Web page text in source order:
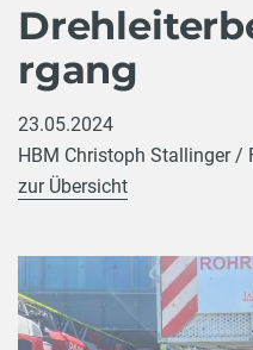
rgang
23.05.2024
HBM Christoph Stallinger /
zur Übersicht